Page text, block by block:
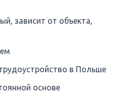
зависит от объекта,
в Польше
основе